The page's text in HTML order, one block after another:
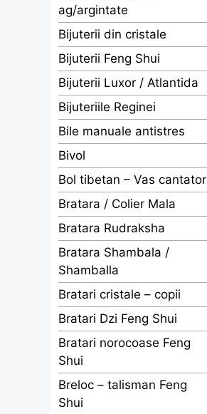
ag/argintate
Bijuterii din cristale
Bijuterii Feng Shui
Bijuterii Luxor / Atlantida
Bijuteriile Reginei
Bile manuale antistres
Bivol
Bol tibetan – Vas cantator
Bratara / Colier Mala
Bratara Rudraksha
Bratara Shambala /
Shamballa
Bratari cristale – copii
Bratari Dzi Feng Shui
Bratari norocoase Feng
Shui
Breloc – talisman Feng
Shui